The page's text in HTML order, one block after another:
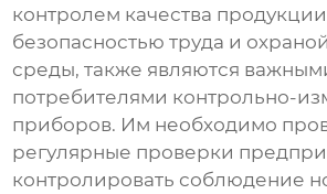
контролем качества
безопасностью труда и
среды, также являются
потребителями контрольно-
приборов. Им необходимо
регулярные проверки
контролировать соблюдение